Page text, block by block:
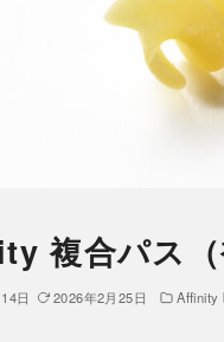
複合パス（
日 2026年2月25日 Affinity